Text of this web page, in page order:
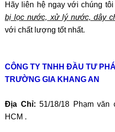
Hãy liên hệ ngay với chúng
bị lọc nước, xử lý nước, dây
với chất lượng tốt nhất.
CÔNG TY TNHH ĐẦU TƯ
TRƯỜNG GIA KHANG AN
Địa Chỉ: 51/18/18 Phạm văn
HCM .